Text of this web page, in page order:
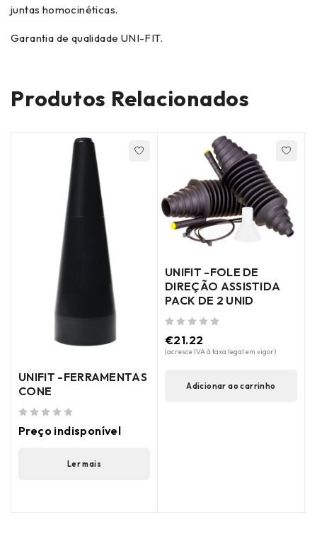
juntas homocinéticas.
Garantia de qualidade UNI-FIT.
Produtos Relacionados
UNIFIT -FERRAMENTAS
CONE
Preço indisponível
Ler mais
UNIFIT -FOLE DE
DIREÇÃO ASSISTIDA
PACK DE 2 UNID
€21.22
(acresce IVA à taxa legal em vigor)
Adicionar ao carrinho